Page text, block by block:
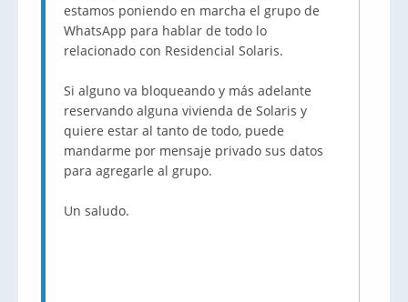
estamos poniendo en marcha el grupo de
WhatsApp para hablar de todo lo
relacionado con Residencial Solaris.
Si alguno va bloqueando y más adelante
reservando alguna vivienda de Solaris y
quiere estar al tanto de todo, puede
mandarme por mensaje privado sus datos
para agregarle al grupo.
Un saludo.